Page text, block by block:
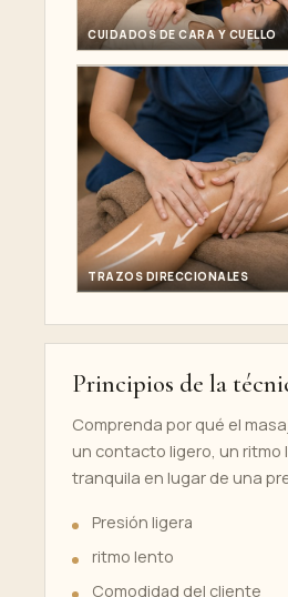
CUIDADOS DE CARA Y CUELLO
TRAZOS DIRECCIONALES
Principios de la
Comprenda por qué el
un contacto ligero, un
tranquila en lugar de una
Presión ligera
ritmo lento
Comodidad del cliente